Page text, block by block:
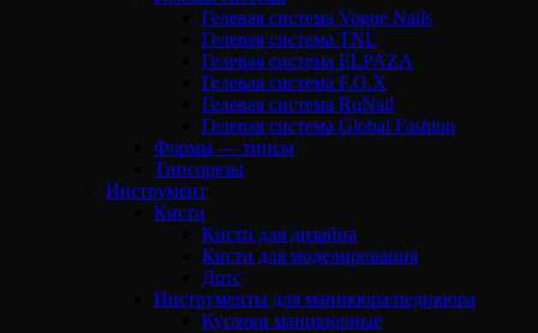
Гелевая система Vogue Nails
Гелевая система TNL
Гелевая система ELPAZA
Гелевая система F.O.X
Гелевая система RuNail
Гелевая система Global Fashion
Формы — типсы
Типсорезы
Инструмент
Кисти
Кисти для дизайна
Кисти для моделирования
Дотс
Инструменты для маникюра/педикюра
Кусачки маникюрные